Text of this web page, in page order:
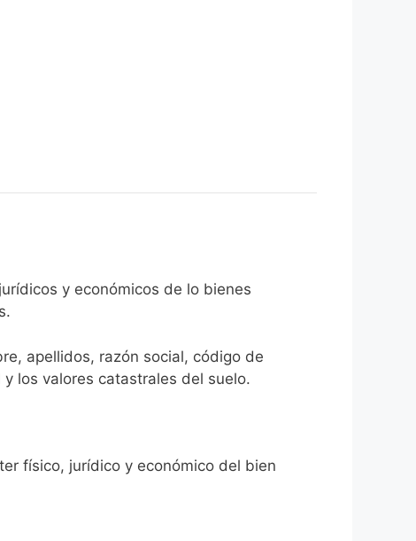
y económicos de lo bienes
apellidos, razón social, código de
los valores catastrales del suelo.
físico, jurídico y económico del bien